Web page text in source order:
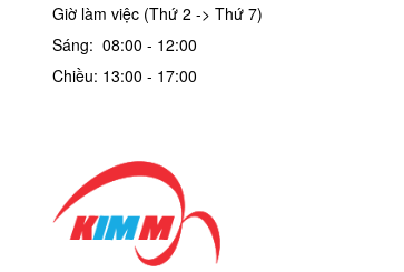
Giờ làm việc (Thứ 2 -> Thứ 7)
Sáng: 08:00 - 12:00
Chiều: 13:00 - 17:00